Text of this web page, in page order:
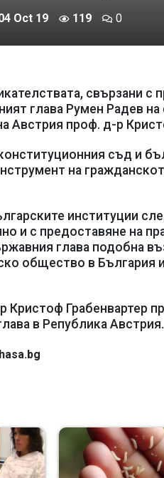
Oct 19 119 0
свързани
глава Румен Радев
Австрия проф. д-р
съд и
на
институции
и с предоставяне на
глава подобна
общество в България
Кристоф Грабенвартер
в Република Австрия.